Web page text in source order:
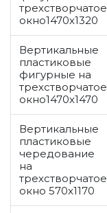
трехстворчатое
окно1470x1320
Вертикальные
пластиковые
фигурные на
трехстворчатое
окно1470x1470
Вертикальные
пластиковые
чередование
на
трехстворчатое
окно 570x1170